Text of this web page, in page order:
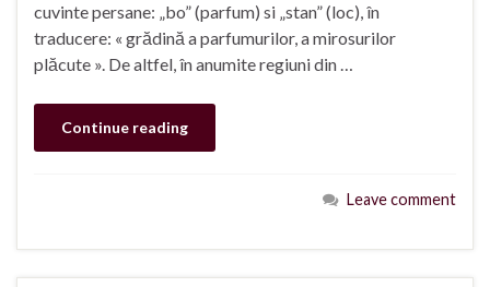
cuvinte persane: „bo” (parfum) si „stan” (loc), în
traducere: « grădină a parfumurilor, a mirosurilor
plăcute ». De altfel, în anumite regiuni din …
Continue reading
Leave comment